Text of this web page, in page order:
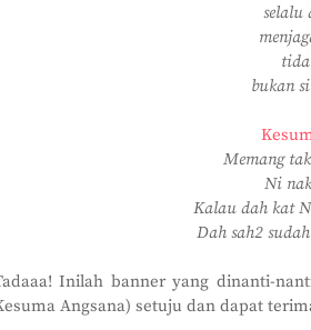
selalu
bukan
Memang
Ni
Kalau dah kat
Dah sah2
Inilah banner yang dinanti-
Angsana) setuju dan dapat